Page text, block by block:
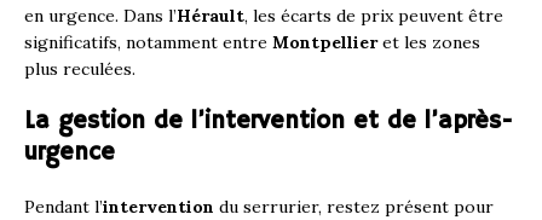
en urgence. Dans l’Hérault, les écarts de prix peuvent être
significatifs, notamment entre Montpellieret les zones
plus reculées.
La gestion de l’intervention et de l’après-
urgence
Pendant l’intervention du serrurier, restez présent pour